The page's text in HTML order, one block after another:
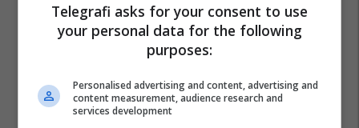
Makina
Telegrafi asks for your consent to use
your personal data for the following
purposes:
Personalised advertising and content, advertising and
content measurement, audience research and
services development